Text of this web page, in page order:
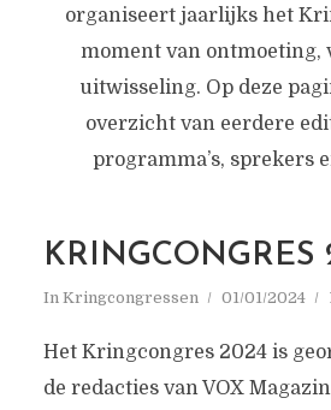
organiseert jaarlijks het
moment van ontmoeting,
uitwisseling. Op deze
overzicht van eerdere
programma’s, sprekers
KRINGCONGRES
In Kringcongressen 01/01/2024
Het Kringcongres 2024 is
de redacties van VOX